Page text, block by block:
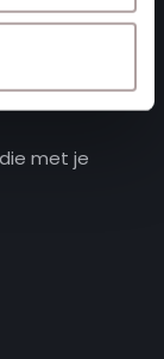
met je